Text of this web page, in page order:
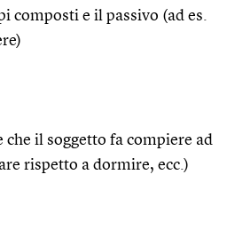
composti e il passivo (ad es.
che il soggetto fa compiere ad
rispetto a dormire, ecc.)